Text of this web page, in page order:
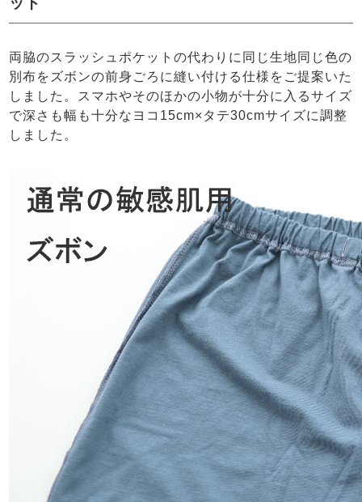
両脇のスラッシュポケットの代わりに同じ生地同じ色の
別布をズボンの前身ごろに縫い付ける仕様をご提案いた
しました。スマホやそのほかの小物が十分に入るサイズ
で深さも幅も十分なヨコ15cm×タテ30cmサイズに調整
しました。